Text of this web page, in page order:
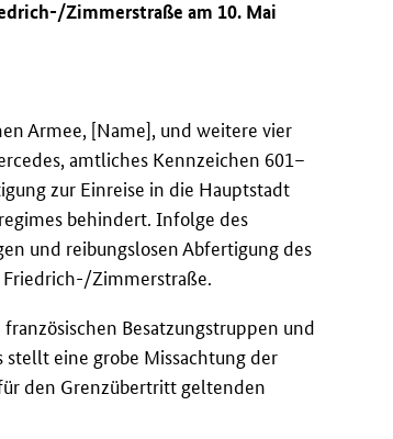
Zimmerstraße am 10. Mai
Armee, [Name], und weitere vier
amtliches Kennzeichen 601–
zur Einreise in die Hauptstadt
behindert. Infolge des
und reibungslosen Abfertigung des
Friedrich-/Zimmerstraße.
Besatzungstruppen und
eine grobe Missachtung der
den Grenzübertritt geltenden